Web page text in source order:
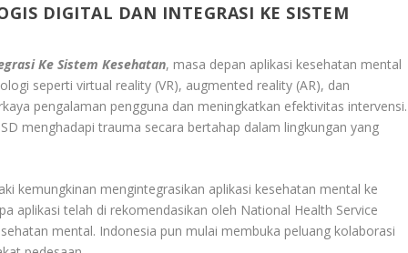
DIGITAL DAN INTEGRASI KE SISTEM
Ke Sistem Kesehatan, masa depan aplikasi kesehatan mental
seperti virtual reality (VR), augmented reality (AR), dan
pengalaman pengguna dan meningkatkan efektivitas intervensi.
menghadapi trauma secara bertahap dalam lingkungan yang
kemungkinan mengintegrasikan aplikasi kesehatan mental ke
aplikasi telah di rekomendasikan oleh National Health Service
mental. Indonesia pun mulai membuka peluang kolaborasi